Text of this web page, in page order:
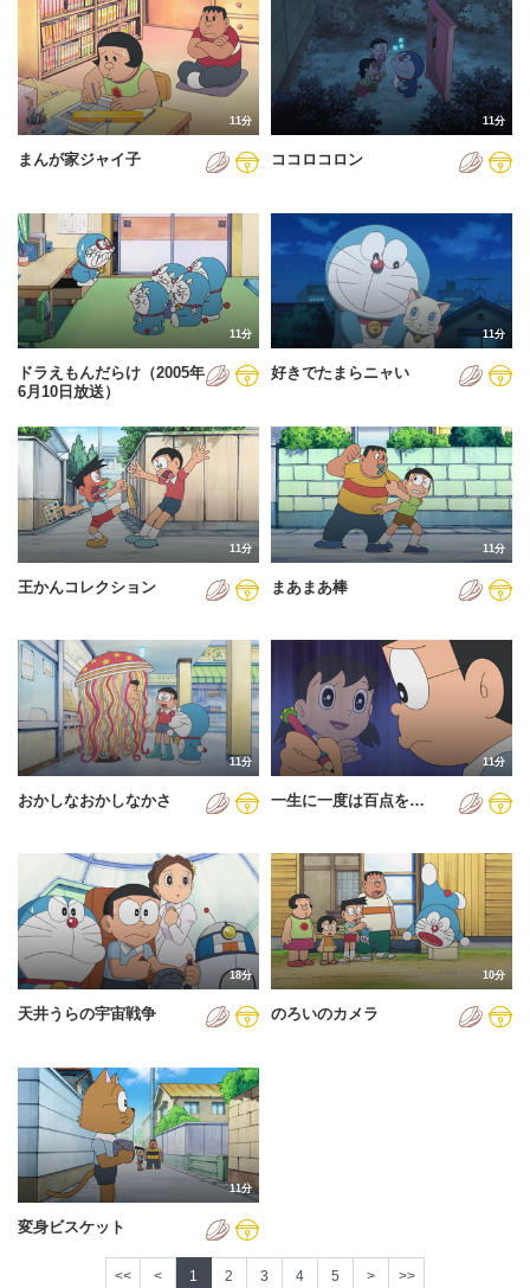
11分
まんが家ジャイ子
11分
ココロコロン
11分
ドラえもんだらけ（2005年
6月10日放送）
11分
好きでたまらニャい
11分
王かんコレクション
11分
まあまあ棒
11分
おかしなおかしなかさ
11分
一生に一度は百点を…
18分
天井うらの宇宙戦争
10分
のろいのカメラ
11分
変身ビスケット
<< < 1 2 3 4 5 > >>